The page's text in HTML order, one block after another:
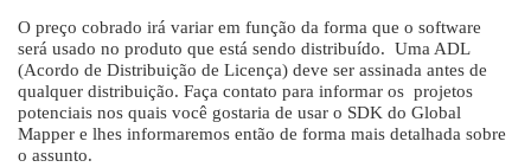
O preço cobrado irá variar em função da forma que o software
será usado no produto que está sendo distribuído. Uma ADL
(Acordo de Distribuição de Licença) deve ser assinada antes de
qualquer distribuição. Faça contato para informar os projetos
potenciais nos quais você gostaria de usar o SDK do Global
Mapper e lhes informaremos então de forma mais detalhada sobre
o assunto.